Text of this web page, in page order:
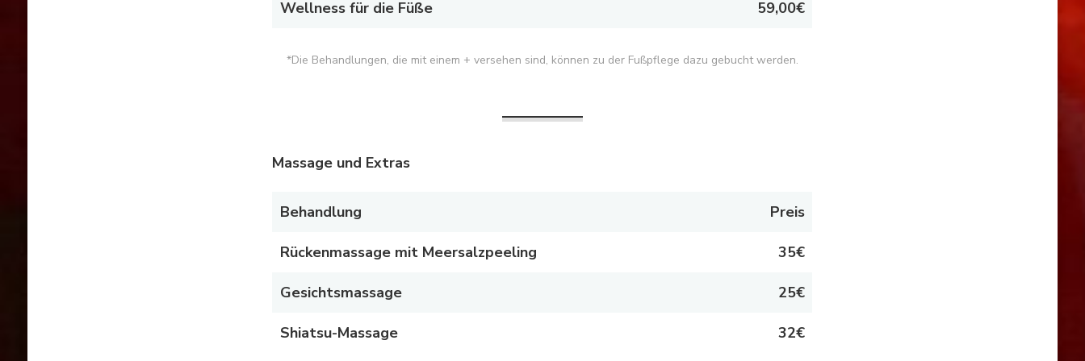
Wellness für die Füße 59,00€
*Die Behandlungen, die mit einem + versehen sind, können zu der Fußpflege dazu gebucht werden.
Massage und Extras
Behandlung Preis
Rückenmassage mit Meersalzpeeling 35€
Gesichtsmassage 25€
Shiatsu-Massage 32€